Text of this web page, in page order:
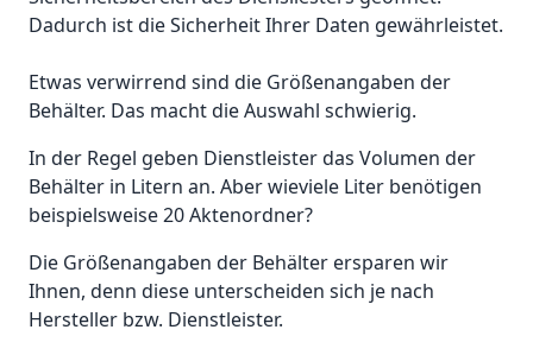
Dadurch ist die Sicherheit Ihrer Daten gewährleistet.
Etwas verwirrend sind die Größenangaben der
Behälter. Das macht die Auswahl schwierig.
In der Regel geben Dienstleister das Volumen der
Behälter in Litern an. Aber wieviele Liter benötigen
beispielsweise 20 Aktenordner?
Die Größenangaben der Behälter ersparen wir
Ihnen, denn diese unterscheiden sich je nach
Hersteller bzw. Dienstleister.